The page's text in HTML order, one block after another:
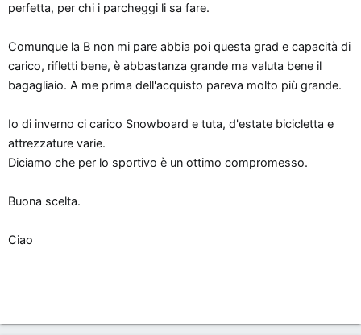
perfetta, per chi i parcheggi li sa fare.
Comunque la B non mi pare abbia poi questa grad e capacità di
carico, rifletti bene, è abbastanza grande ma valuta bene il
bagagliaio. A me prima dell'acquisto pareva molto più grande.
Io di inverno ci carico Snowboard e tuta, d'estate bicicletta e
attrezzature varie.
Diciamo che per lo sportivo è un ottimo compromesso.
Buona scelta.
Ciao